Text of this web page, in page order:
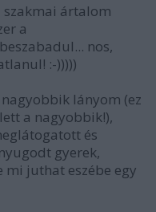
szakmai ártalom
a
nos,
:-)))))
lányom (ez
a nagyobbik!),
és
gyerek,
mi juthat eszébe egy